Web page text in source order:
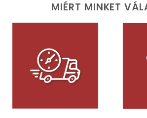
MIÉRT MINKET